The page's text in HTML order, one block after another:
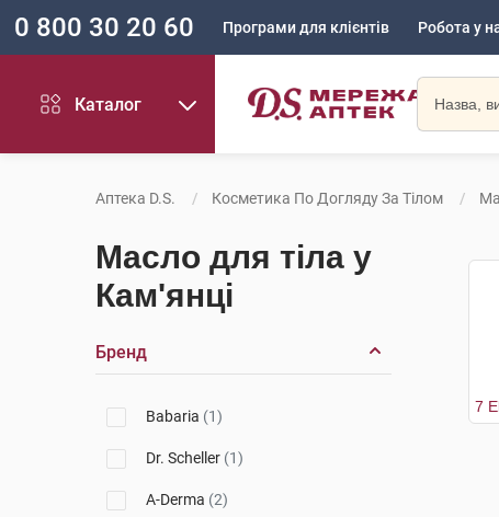
0 800 30 20 60 Програми для клієнтів Робота у
Каталог
Аптека D.S. Косметика По Догляду За Тілом
Масло для тіла у
Кам'янці
Бренд
Babaria (1)
Dr. Scheller (1)
A-Derma (2)